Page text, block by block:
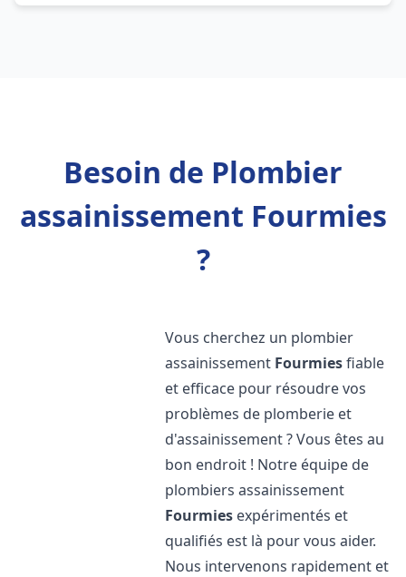
Besoin de Plombier
assainissement Fourmies
?
Vous cherchez un plombier
assainissement Fourmiesfiable
et efficace pour résoudre vos
problèmes de plomberie et
d'assainissement ? Vous êtes au
bon endroit ! Notre équipe de
plombiers assainissement
Fourmies expérimentés et
qualifiés est là pour vous aider.
Nous intervenons rapidement et